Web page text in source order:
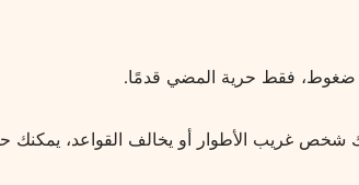
ضغوط، فقط حرية المضي قدمًا.
شخص غريب الأطوار أو يخالف القواعد، يمكنك